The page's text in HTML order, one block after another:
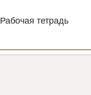
Рабочая тетрадь